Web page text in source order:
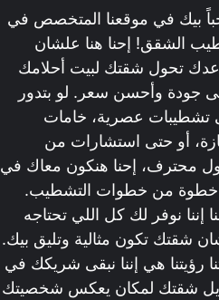
بيك في موقعنا المتخصص في
الشقق! إحنا هنا علشان
تحول شقتك لبيت أحلامك
جودة وأحسن سعر. لو بتدور
تشطيبات عصرية، خامات
أو حتى استشارات من
محترف، إحنا هنكون معاك في
من خطوات التشطيب.
إننا نوفر لك كل اللي تحتاجه
شقتك تكون مثالية وتليق بيك.
رؤيتنا هي إننا نبقى شريكك في
شقتك لمكان يعكس شخصيتك